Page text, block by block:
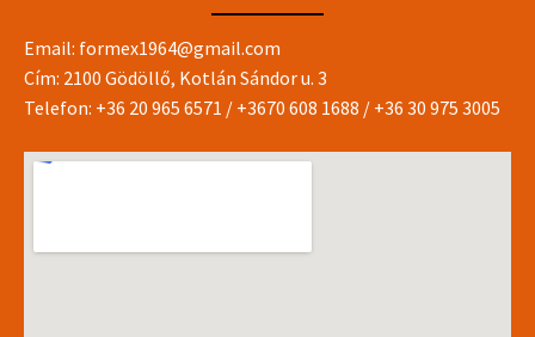
Email: formex1964@gmail.com
Cím: 2100 Gödöllő, Kotlán Sándor u. 3
Telefon: +36 20 965 6571 / +3670 608 1688 / +36 30 975 3005